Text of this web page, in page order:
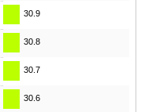
30.9
30.8
30.7
30.6